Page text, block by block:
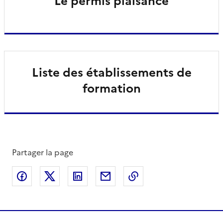
Liste des établissements de
formation
Partager la page
Partager sur Facebook
Partager sur XPartager sur LinkedIn
Partager par email